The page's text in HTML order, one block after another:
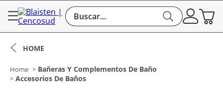
Buscar...
Bañeras Y Complementos De Baño
Accesorios De Baños